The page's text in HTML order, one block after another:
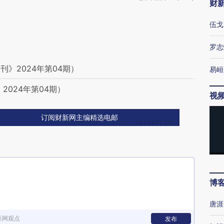
》2024年第04期）
年第04期）
订阅财新网主编精选电邮
网观点 发布
财
伍戈
罗
易峘
视
博
唐涯